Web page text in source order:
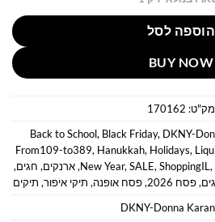
הוספה לסל
BUY NOW
מק"ט: 170162
Back to School, Black Friday, DKNY-
From109-to389, Hanukkah, Holidays,
New Year, SALE, ShoppingIL,
,ארנקים, חגים,
,פסח 2026 ,פסח אופנה, תיקי איפור, תיקים
DKNY-Donna Karan